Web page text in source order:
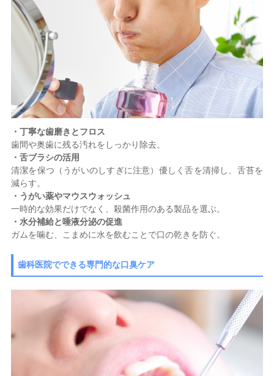
・丁寧な歯磨きとフロス
歯間や奥歯に残る汚れをしっかり除去。
・舌ブラシの活用
清潔を保つ（うがいのしすぎに注意）優しく舌を清掃し、舌苔を
減らす。
・うがい薬やマウスウォッシュ
一時的な効果だけでなく、殺菌作用のある製品を選ぶ。
・水分補給と唾液分泌の促進
ガムを噛む、こまめに水を飲むことで口の乾きを防ぐ。
歯科医院でできる専門的な口臭ケア